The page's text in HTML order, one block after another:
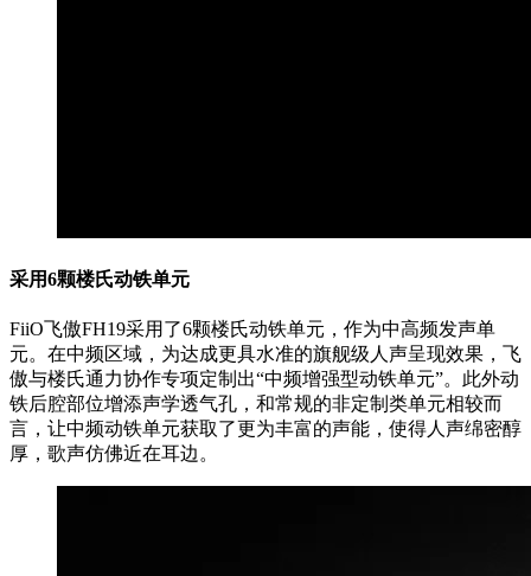
采用6颗楼氏动铁单元
FiiO飞傲FH19采用了6颗楼氏动铁单元，作为中高频发声单
元。在中频区域，为达成更具水准的旗舰级人声呈现效果，飞
傲与楼氏通力协作专项定制出“中频增强型动铁单元”。此外动
铁后腔部位增添声学透气孔，和常规的非定制类单元相较而
言，让中频动铁单元获取了更为丰富的声能，使得人声绵密醇
厚，歌声仿佛近在耳边。